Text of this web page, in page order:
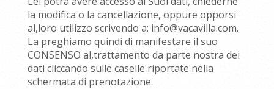
la modifica o la cancellazione, oppure opporsi
al,loro utilizzo scrivendo a: info@vacavilla.com.
La preghiamo quindi di manifestare il suo
CONSENSO al,trattamento da parte nostra dei
dati cliccando sulle caselle riportate nella
schermata di prenotazione.